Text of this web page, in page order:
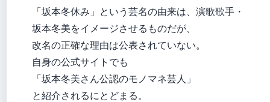
「坂本冬休み」という芸名の由来は、演歌歌手・
坂本冬美をイメージさせるものだが、
改名の正確な理由は公表されていない。
自身の公式サイトでも
「坂本冬美さん公認のモノマネ芸人」
と紹介されるにとどまる。